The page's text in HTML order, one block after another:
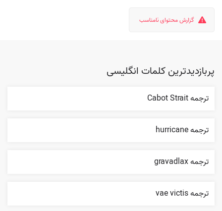
گزارش محتوای نامناسب
پربازدیدترین کلمات انگلیسی
ترجمه Cabot Strait
ترجمه hurricane
ترجمه gravadlax
ترجمه vae victis